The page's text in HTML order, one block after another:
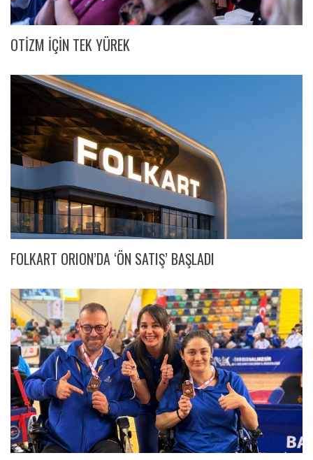
OTİZM İÇİN TEK YÜREK
FOLKART ORION’DA ‘ÖN SATIŞ’ BAŞLADI